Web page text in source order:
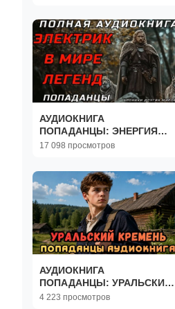
АУДИОКНИГА
ПОПАДАНЦЫ: ЭНЕРГИЯ
ПЕРЕМЕН
17 098 просмотров
АУДИОКНИГА
ПОПАДАНЦЫ: УРАЛЬСКИЙ
КРЕМЕНЬ
4 223 просмотров